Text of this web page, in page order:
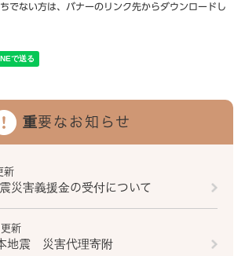
でない方は、バナーのリンク先からダウンロードし
重要なお知らせ
新
災害義援金の受付について
新
地震 災害代理寄附